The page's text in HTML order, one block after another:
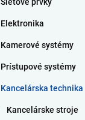
Elektronika
Kamerové systémy
Prístupové systémy
Kancelárska technika
Kancelárske stroje